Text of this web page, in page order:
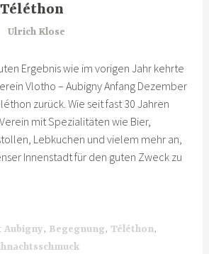
Ulrich Klose
Ergebnis wie im vorigen Jahr kehrte
Vlotho – Aubigny Anfang Dezember
zurück. Wie seit fast 30 Jahren
mit Spezialitäten wie Bier,
Lebkuchen und vielem mehr an,
Innenstadt für den guten Zweck zu
Aubigny, Begegnung, Téléthon,